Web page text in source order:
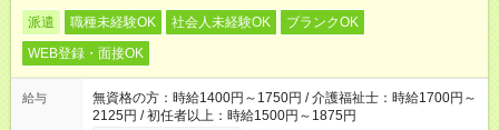
派遣 職種未経験OK 社会人未経験OK
ブランクOK
WEB登録・面接OK
給与
無資格の方：時給1400円～1750円 / 介護福祉士：時給1700円～
2125円 / 初任者以上：時給1500円～1875円